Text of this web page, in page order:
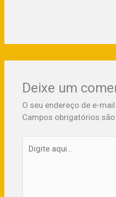
Deixe um
O seu endereço de e-
Campos obrigatórios
aqui...